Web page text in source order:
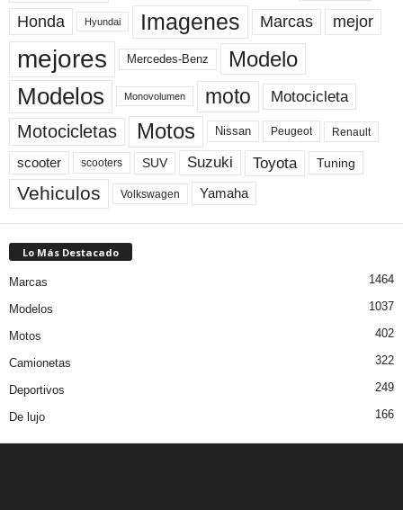
Honda Hyundai Imagenes Marcas mejor
mejores Mercedes-Benz Modelo
Modelos Monovolumen moto Motocicleta
Motocicletas Motos Nissan Peugeot Renault
scooter scooters SUV Suzuki Toyota Tuning
Vehiculos Volkswagen Yamaha
Lo Más Destacado
Marcas 1464
Modelos 1037
Motos 402
Camionetas 322
Deportivos 249
De lujo 166